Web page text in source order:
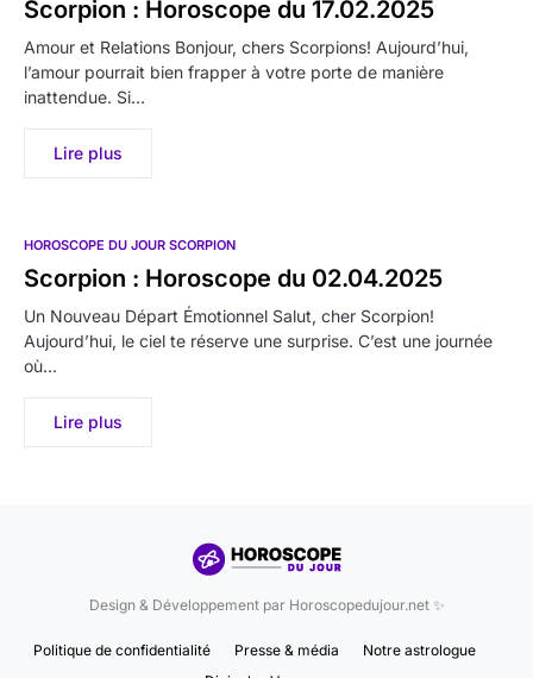
Scorpion : Horoscope du 17.02.2025
Amour et Relations Bonjour, chers Scorpions! Aujourd’hui,
l’amour pourrait bien frapper à votre porte de manière
inattendue. Si…
Lire plus
HOROSCOPE DU JOUR SCORPION
Scorpion : Horoscope du 02.04.2025
Un Nouveau Départ Émotionnel Salut, cher Scorpion!
Aujourd’hui, le ciel te réserve une surprise. C’est une journée
où…
Lire plus
Design & Développement par Horoscopedujour.net ✨
Politique de confidentialité Presse & média
Notre astrologue